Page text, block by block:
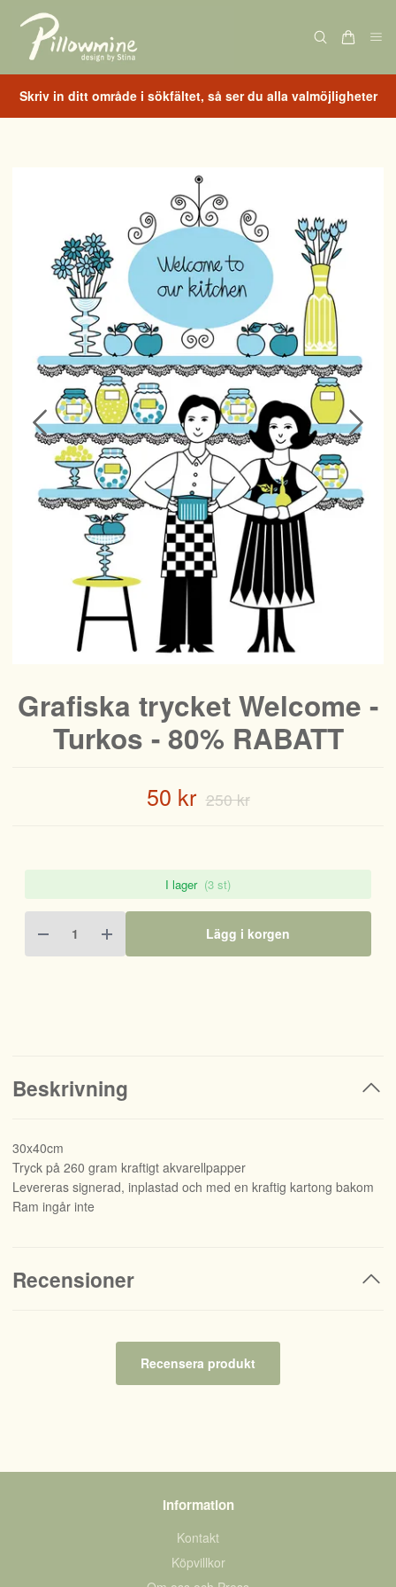
Skriv in ditt område i sökfältet, så ser du alla valmöjligheter
Grafiska trycket Welcome -
Turkos - 80% RABATT
50 kr 250 kr
I lager (3 st)
Lägg i korgen
Beskrivning
30x40cm
Tryck på 260 gram kraftigt akvarellpapper
Levereras signerad, inplastad och med en kraftig kartong bakom
Ram ingår inte
Recensioner
Recensera produkt
Information
Kontakt
Köpvillkor